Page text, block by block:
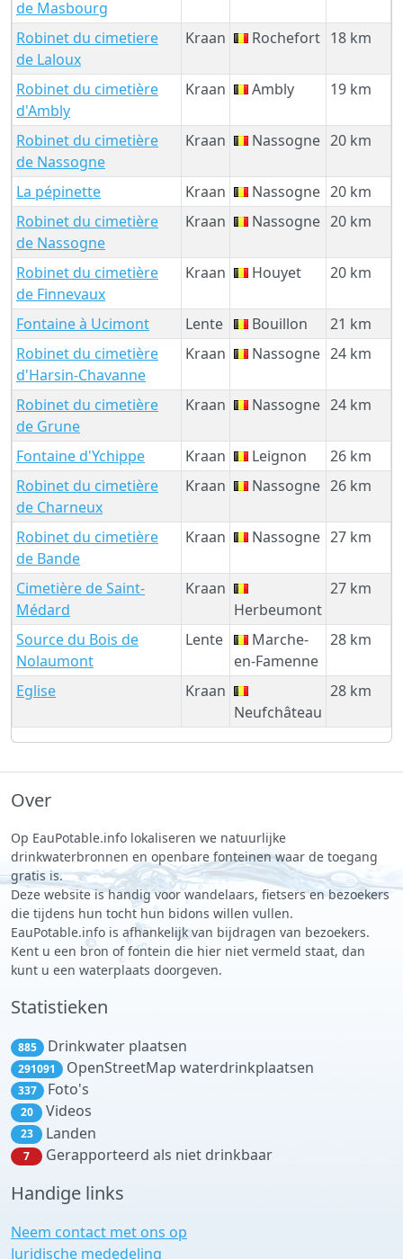
de Masbourg
Robinet du cimetiere
de Laloux
Kraan Rochefort 18 km
Robinet du cimetière
d'Ambly
Kraan Ambly 19 km
Robinet du cimetière
de Nassogne
Kraan Nassogne 20 km
La pépinette Kraan Nassogne 20 km
Robinet du cimetière
de Nassogne
Kraan Nassogne 20 km
Robinet du cimetière
de Finnevaux
Kraan Houyet 20 km
Fontaine à Ucimont Lente Bouillon
21 km
Robinet du cimetière
d'Harsin-Chavanne
Kraan Nassogne 24 km
Robinet du cimetière
de Grune
Kraan Nassogne 24 km
Fontaine d'Ychippe Kraan Leignon
26 km
Robinet du cimetière
de Charneux
Kraan Nassogne 26 km
Robinet du cimetière
de Bande
Kraan Nassogne 27 km
Cimetière de Saint-
Médard
Kraan
Herbeumont
27 km
Source du Bois de
Nolaumont
Lente
Marche-
en-Famenne
28 km
Eglise
Kraan
Neufchâteau
28 km
Over
Op EauPotable.info lokaliseren we natuurlijke
drinkwaterbronnen en openbare fonteinen waar de toegang
gratis is.
Deze website is handig voor wandelaars, fietsers en bezoekers
die tijdens hun tocht hun bidons willen vullen.
EauPotable.info is afhankelijk van bijdragen van bezoekers.
Kent u een bron of fontein die hier niet vermeld staat, dan
kunt u een waterplaats doorgeven.
Statistieken
885 Drinkwater plaatsen
291091 OpenStreetMap waterdrinkplaatsen
337 Foto's
20 Videos
23 Landen
7 Gerapporteerd als niet drinkbaar
Handige links
Neem contact met ons op
Juridische mededeling